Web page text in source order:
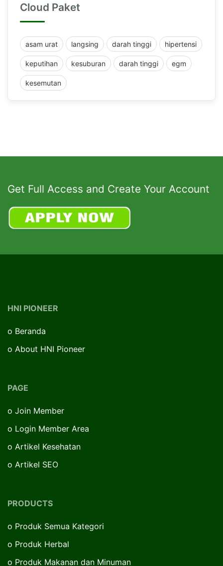
Cloud Paket
asam urat langsing darah tinggi hipertensi
keputihan kesuburan darah tinggi egm
kesemutan
Get Full Access and Create Your Account
HNI PIONEER
o Beranda
o About HNI Pioneer
PAGE
o Join Member
o Login Member Area
o Artikel Kesehatan
o Artikel SEO
PRODUCTS
o Produk Semua Kategori
o Produk Herbal
o Produk Makanan dan Minuman